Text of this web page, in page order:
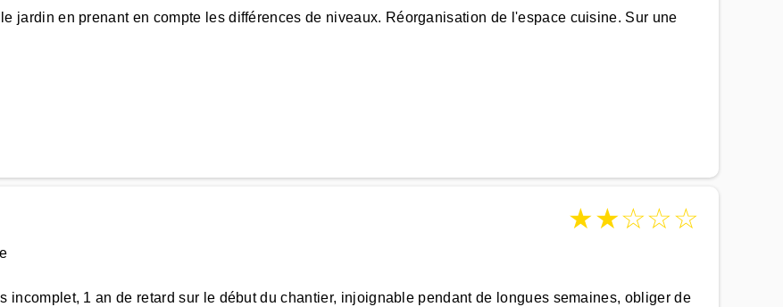
jardin en prenant en compte les différences de niveaux. Réorganisation de l'espace cuisine. Sur une
★★☆☆☆
incomplet, 1 an de retard sur le début du chantier, injoignable pendant de longues semaines, obliger de